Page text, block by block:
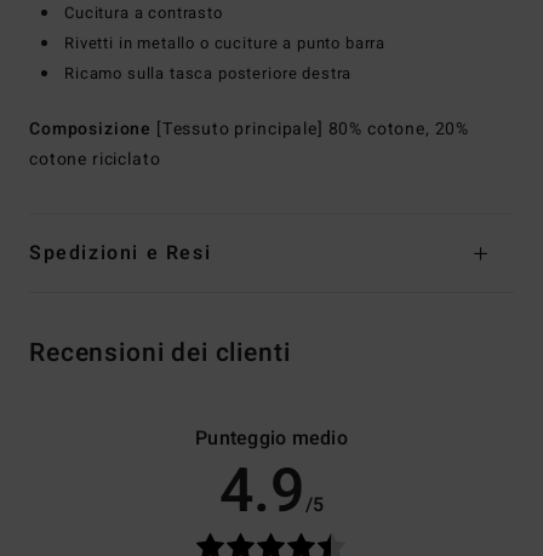
Cucitura a contrasto
Rivetti in metallo o cuciture a punto barra
Ricamo sulla tasca posteriore destra
Composizione [Tessuto principale] 80% cotone, 20%
cotone riciclato
Spedizioni e Resi
Recensioni dei clienti
Punteggio medio
4.9/5